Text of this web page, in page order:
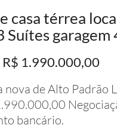
casa térrea
Suítes garagem
R$ 1.990.000,00
nova de Alto Padrão
bancário.